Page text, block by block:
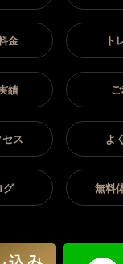
金 ト
績
ス よ
グ 無料